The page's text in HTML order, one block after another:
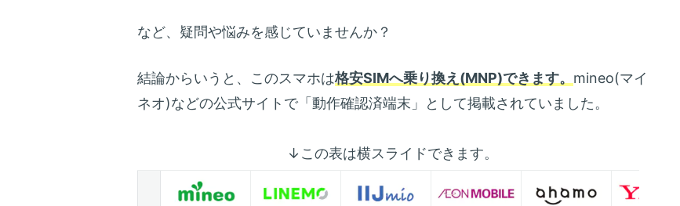
など、疑問や悩みを感じていませんか？
結論からいうと、このスマホは格安SIMへ乗り換え(MNP)できます。 mineo(マイ
ネオ)などの公式サイトで「動作確認済端末」として掲載されていました。
↓この表は横スライドできます。